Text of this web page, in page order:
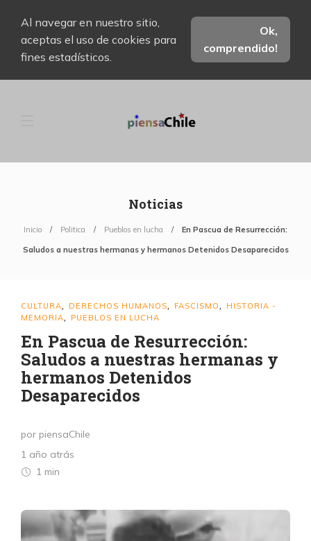
Al navegar en nuestro sitio,
aceptas el uso de cookies para
fines estadísticos.
Ok,
comprendido!
Noticias
Inicio Politica Pueblos en lucha En Pascua de Resurrección:
Saludos a nuestras hermanas y hermanos Detenidos Desaparecidos
CULTURA DERECHOS HUMANOS FASCISMO
HISTORIA -
MEMORIA
PUEBLOS EN LUCHA
En Pascua de Resurrección:
Saludos a nuestras hermanas y
hermanos Detenidos
Desaparecidos
por piensaChile
1 año atrás
1 min